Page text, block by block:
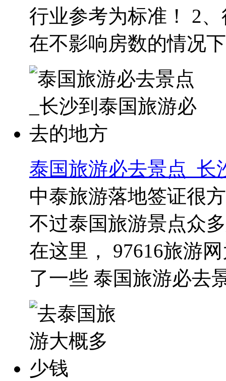
行业参考为标准！ 2
在不影响房数的情况
泰国旅游必去景点_长
中泰旅游落地签证很
不过泰国旅游景点众
在这里， 97616旅游
了一些 泰国旅游必去